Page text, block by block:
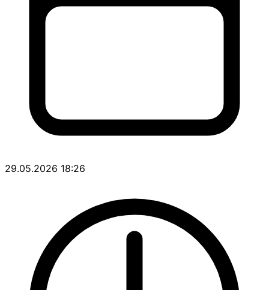
29.05.2026 18:26